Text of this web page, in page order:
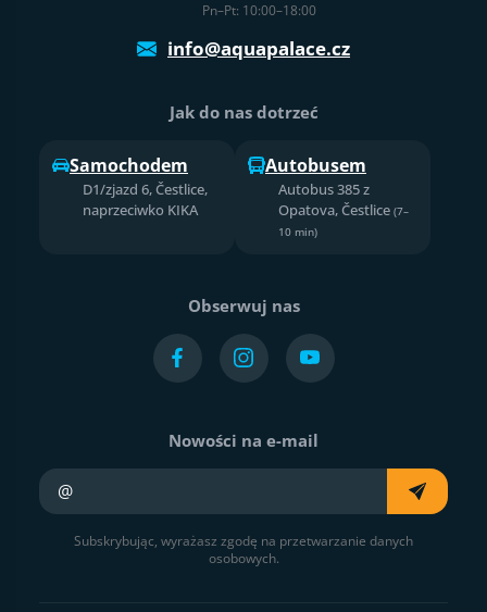
Pn–Pt: 10:00–18:00
info@aquapalace.cz
Jak do nas dotrzeć
Samochodem
D1/zjazd 6, Čestlice,
naprzeciwko KIKA
Autobusem
Autobus 385 z
Opatova, Čestlice (7–
10 min)
Obserwuj nas
Nowości na e-mail
Subskrybując, wyrażasz zgodę na przetwarzanie danych
osobowych.